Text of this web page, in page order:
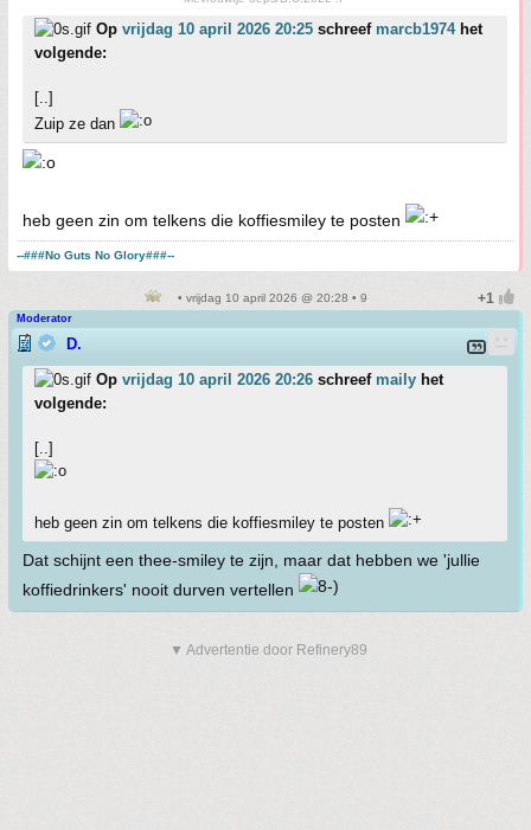
Op vrijdag 10 april 2026 20:25 schreef marcb1974het
volgende:
[..]
Zuip ze dan
heb geen zin om telkens die koffiesmiley te posten
--###No Guts No Glory###--
• vrijdag 10 april 2026 @ 20:28 • 9
Moderator
D.
Op vrijdag 10 april 2026 20:26 schreef maily het
volgende:
[..]
heb geen zin om telkens die koffiesmiley te posten
Dat schijnt een thee-smiley te zijn, maar dat hebben we 'jullie
koffiedrinkers' nooit durven vertellen
▼ Advertentie door Refinery89